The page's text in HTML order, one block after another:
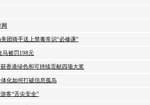
团骑手送上禁毒常识“必修课”
马被罚198元
香港绿色和可持续贡献四项大奖
化如何打破信息孤岛
客“舌尖安全”